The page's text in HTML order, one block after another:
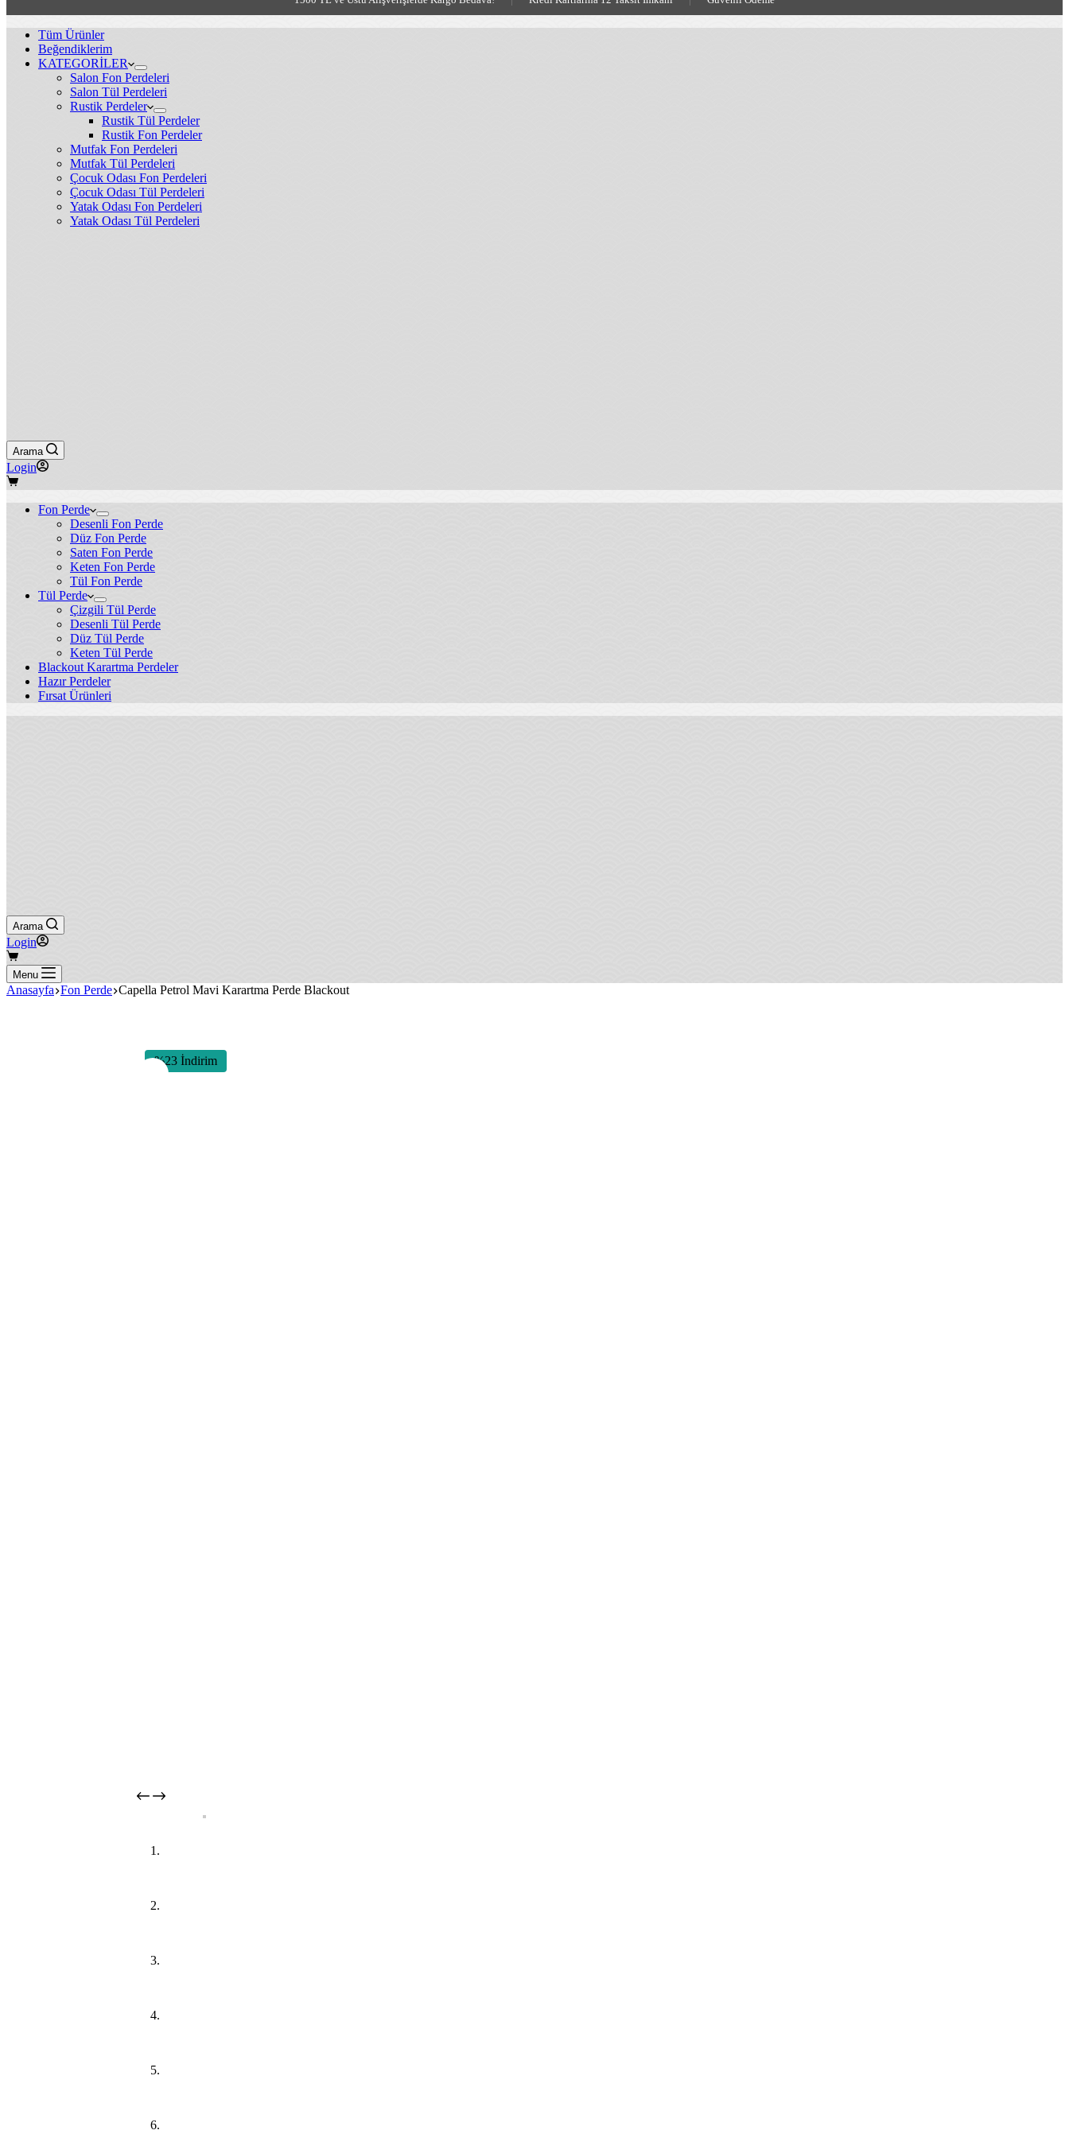
Tüm Ürünler
Beğendiklerim
KATEGORİLER
Salon Fon Perdeleri
Salon Tül Perdeleri
Rustik Perdeler
Rustik Tül Perdeler
Rustik Fon Perdeler
Mutfak Fon Perdeleri
Mutfak Tül Perdeleri
Çocuk Odası Fon Perdeleri
Çocuk Odası Tül Perdeleri
Yatak Odası Fon Perdeleri
Yatak Odası Tül Perdeleri
Arama
Login
Shopping
Fon Perde
Desenli Fon Perde
Düz Fon Perde
Saten Fon Perde
Keten Fon Perde
Tül Fon Perde
Tül Perde
Çizgili Tül Perde
Desenli Tül Perde
Düz Tül Perde
Keten Tül Perde
Blackout Karartma Perdeler
Hazır Perdeler
Fırsat Ürünleri
Arama
Login
Shopping
cartMenu
Anasayfa Fon Perde Capella Petrol Mavi Karartma Perde Blackout
%23 İndirim